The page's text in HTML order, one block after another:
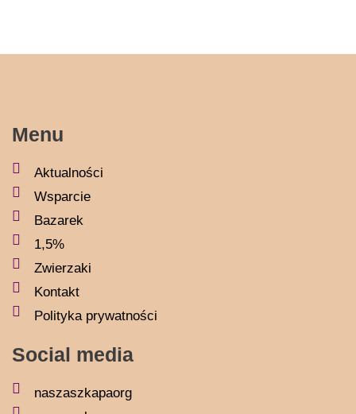
Menu
Aktualności
Wsparcie
Bazarek
1,5%
Zwierzaki
Kontakt
Polityka prywatności
Social media
naszaszkapaorg